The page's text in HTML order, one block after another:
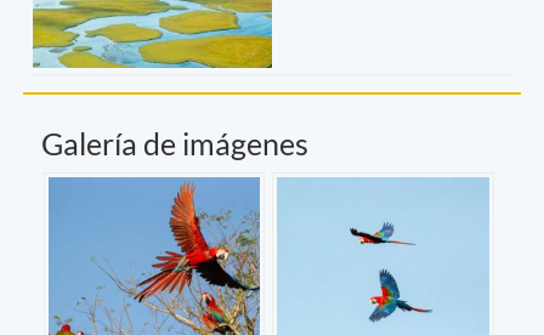
Galería de imágenes